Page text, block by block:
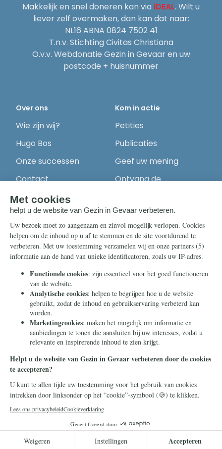
Makkelijk en snel doneren kan via iDEAL. Wilt u
liever zelf overmaken, dan kan dat naar:
NL16 ABNA 0824 7502 41
T.n.v. Stichting Civitas Christiana
O.v.v. Webdonatie Gezin in Gevaar en uw
postcode + huisnummer
Over ons
Wie zijn wij?
Hugo Bos
Onze successen
Contact
Kom in actie
Petities
Publicaties
Geef uw mening
Ontvang de
Steun ons
Nieuwsbrief
Eenmalig
Maandelijks
Periodiek
Nalaten
Zelf overschrijven
Info
Contact
Ontvang onze
Telegram-berichten
© 2026 Stichting Civitas Christiana
Cookieverklaring
Privacy